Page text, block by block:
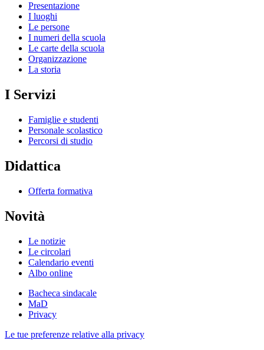
Presentazione
I luoghi
Le persone
I numeri della scuola
Le carte della scuola
Organizzazione
La storia
I Servizi
Famiglie e studenti
Personale scolastico
Percorsi di studio
Didattica
Offerta formativa
Novità
Le notizie
Le circolari
Calendario eventi
Albo online
Bacheca sindacale
MaD
Privacy
Le tue preferenze relative alla privacy